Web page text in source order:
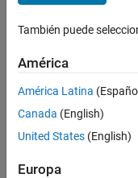
También puede
América
América Latina
Canada (English)
United States (English)
Europa